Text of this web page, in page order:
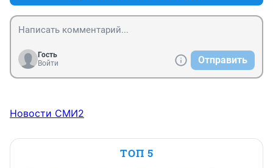
Гость
Войти
Отправить
Новости СМИ2
ТОП 5